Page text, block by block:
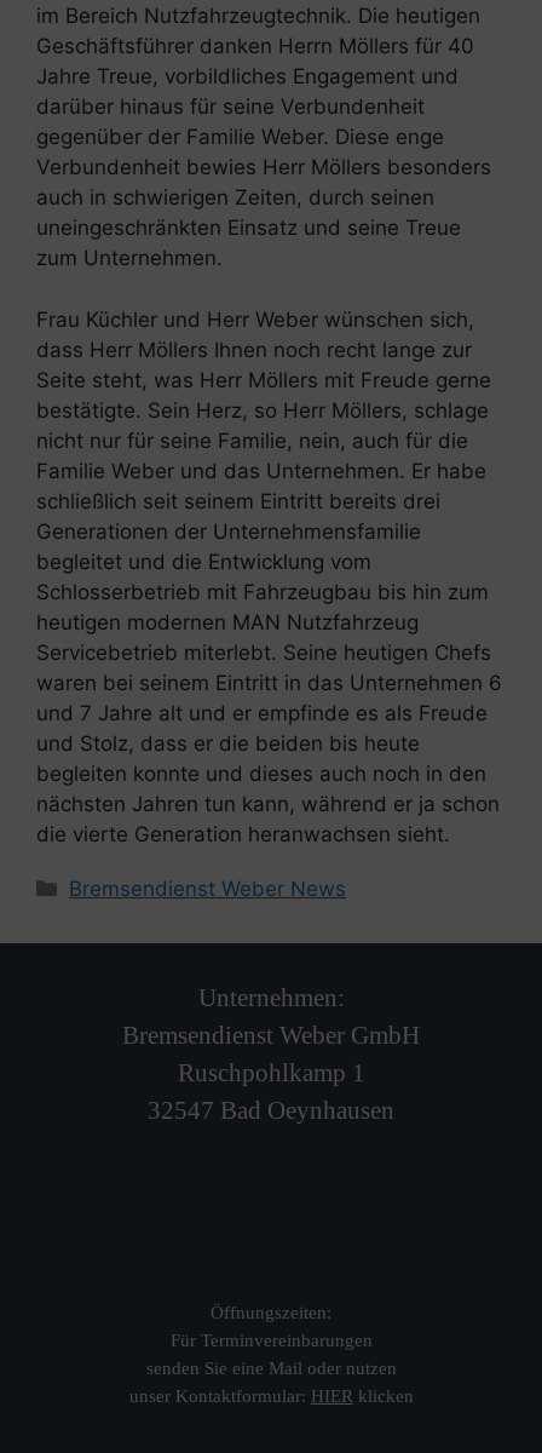
im Bereich Nutzfahrzeugtechnik. Die heutigen
Geschäftsführer danken Herrn Möllers für 40
Jahre Treue, vorbildliches Engagement und
darüber hinaus für seine Verbundenheit
gegenüber der Familie Weber. Diese enge
Verbundenheit bewies Herr Möllers besonders
auch in schwierigen Zeiten, durch seinen
uneingeschränkten Einsatz und seine Treue
zum Unternehmen.
Frau Küchler und Herr Weber wünschen sich,
dass Herr Möllers Ihnen noch recht lange zur
Seite steht, was Herr Möllers mit Freude gerne
bestätigte. Sein Herz, so Herr Möllers, schlage
nicht nur für seine Familie, nein, auch für die
Familie Weber und das Unternehmen. Er habe
schließlich seit seinem Eintritt bereits drei
Generationen der Unternehmensfamilie
begleitet und die Entwicklung vom
Schlosserbetrieb mit Fahrzeugbau bis hin zum
heutigen modernen MAN Nutzfahrzeug
Servicebetrieb miterlebt. Seine heutigen Chefs
waren bei seinem Eintritt in das Unternehmen 6
und 7 Jahre alt und er empfinde es als Freude
und Stolz, dass er die beiden bis heute
begleiten konnte und dieses auch noch in den
nächsten Jahren tun kann, während er ja schon
die vierte Generation heranwachsen sieht.
Kategorien
Bremsendienst Weber News
Unternehmen:
Bremsendienst Weber GmbH
Ruschpohlkamp 1
32547 Bad Oeynhausen
Öffnungszeiten:
Für Terminvereinbarungen
senden Sie eine Mail oder nutzen
unser Kontaktformular: HIERklicken